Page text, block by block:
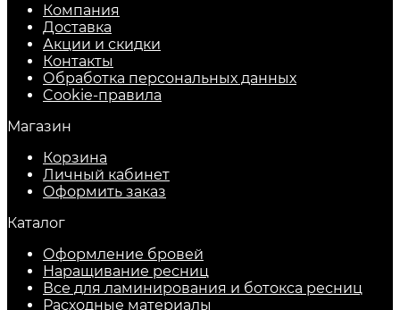
Компания
Доставка
Акции и скидки
Контакты
Обработка персональных данных
Cookie-правила
Магазин
Корзина
Личный кабинет
Оформить заказ
Каталог
Оформление бровей
Наращивание ресниц
Все для ламинирования и ботокса ресниц
Расходные материалы